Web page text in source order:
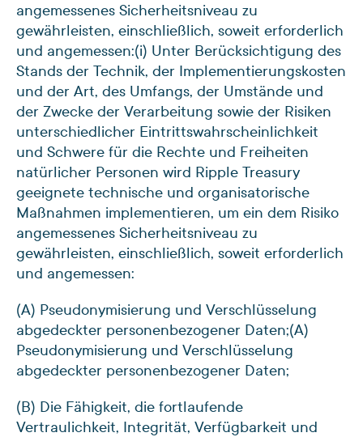
angemessenes Sicherheitsniveau zu
gewährleisten, einschließlich, soweit erforderlich
und angemessen:(i) Unter Berücksichtigung des
Stands der Technik, der Implementierungskosten
und der Art, des Umfangs, der Umstände und
der Zwecke der Verarbeitung sowie der Risiken
unterschiedlicher Eintrittswahrscheinlichkeit
und Schwere für die Rechte und Freiheiten
natürlicher Personen wird Ripple Treasury
geeignete technische und organisatorische
Maßnahmen implementieren, um ein dem Risiko
angemessenes Sicherheitsniveau zu
gewährleisten, einschließlich, soweit erforderlich
und angemessen:
(A) Pseudonymisierung und Verschlüsselung
abgedeckter personenbezogener Daten;(A)
Pseudonymisierung und Verschlüsselung
abgedeckter personenbezogener Daten;
(B) Die Fähigkeit, die fortlaufende
Vertraulichkeit, Integrität, Verfügbarkeit und